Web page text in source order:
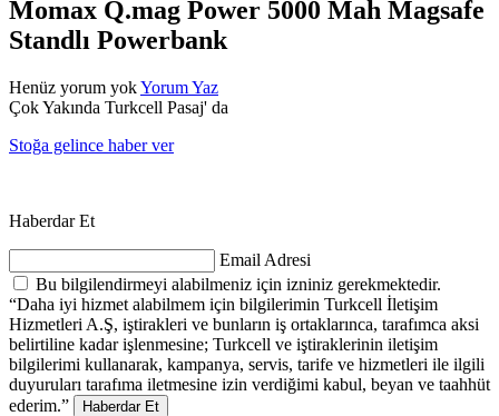
Momax Q.mag Power 5000 Mah Magsafe
Standlı Powerbank
Henüz yorum yokYorum Yaz
Çok Yakında Turkcell Pasaj' da
Stoğa gelince haber ver
Haberdar Et
Email Adresi
Bu bilgilendirmeyi alabilmeniz için izniniz gerekmektedir.
“Daha iyi hizmet alabilmem için bilgilerimin Turkcell İletişim
Hizmetleri A.Ş, iştirakleri ve bunların iş ortaklarınca, tarafımca aksi
belirtiline kadar işlenmesine; Turkcell ve iştiraklerinin iletişim
bilgilerimi kullanarak, kampanya, servis, tarife ve hizmetleri ile ilgili
duyuruları tarafıma iletmesine izin verdiğimi kabul, beyan ve taahhüt
ederim.”
Haberdar Et